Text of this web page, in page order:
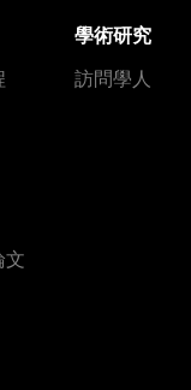
文
學術研究
訪問學人